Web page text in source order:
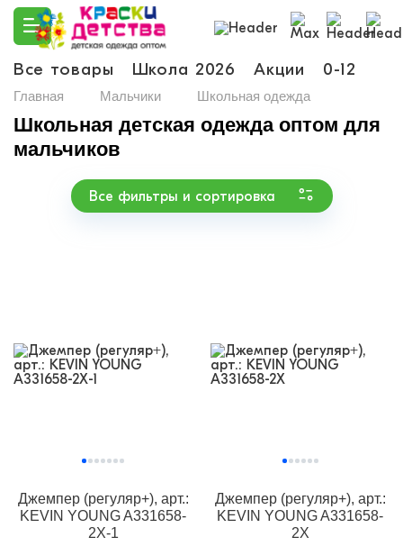
Все товары Школа 2026 Акции 0-12
Главная Мальчики Школьная одежда
Школьная детская одежда оптом для
мальчиков
Все фильтры и сортировка
Джемпер (регуляр+), арт.:
KEVIN YOUNG A331658-
2X-1
Джемпер (регуляр+), арт.:
KEVIN YOUNG A331658-
2X